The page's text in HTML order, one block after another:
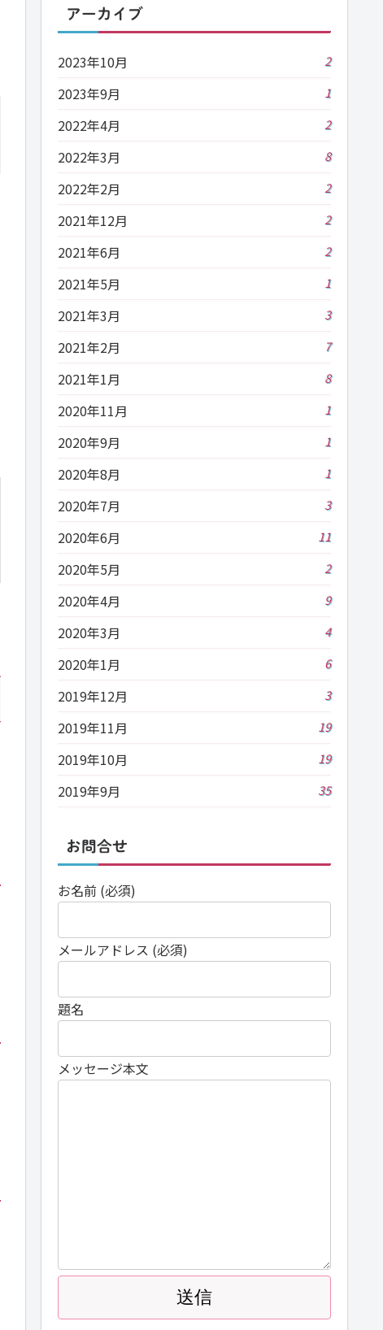
アーカイブ
2023年10月 2
2023年9月 1
2022年4月 2
2022年3月 8
2022年2月 2
2021年12月 2
2021年6月 2
2021年5月 1
2021年3月 3
2021年2月 7
2021年1月 8
2020年11月 1
2020年9月 1
2020年8月 1
2020年7月 3
2020年6月 11
2020年5月 2
2020年4月 9
2020年3月 4
2020年1月 6
2019年12月 3
2019年11月 19
2019年10月 19
2019年9月 35
お問合せ
お名前 (必須)
メールアドレス (必須)
題名
メッセージ本文